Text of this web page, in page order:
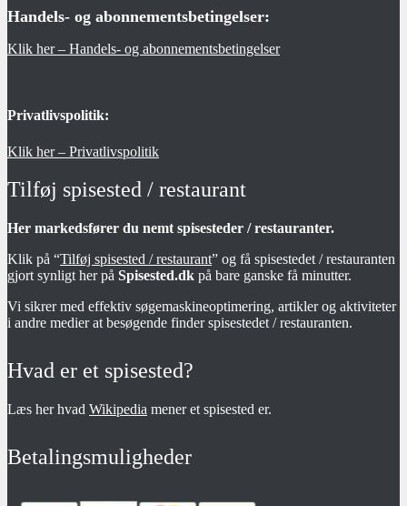
Handels- og abonnementsbetingelser:
Klik her – Handels- og abonnementsbetingelser
Privatlivspolitik:
Klik her – Privatlivspolitik
Tilføj spisested / restaurant
Her markedsfører du nemt spisesteder / restauranter.
Klik på “Tilføj spisested / restaurant” og få spisestedet / restauranten
gjort synligt her på Spisested.dk på bare ganske få minutter.
Vi sikrer med effektiv søgemaskineoptimering, artikler og aktiviteter
i andre medier at besøgende finder spisestedet / restauranten.
Hvad er et spisested?
Læs her hvad Wikipedia mener et spisested er.
Betalingsmuligheder